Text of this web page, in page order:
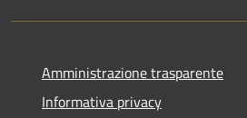
Amministrazione trasparente
Informativa privacy